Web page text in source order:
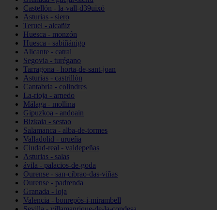
Castellón - la-vall-d39uixó
Asturias - siero
Teruel - alcañiz
Huesca - monzón
Huesca - sabiñánigo
Alicante - catral
Segovia - turégano
Tarragona - horta-de-sant-joan
Asturias - castrillón
Cantabria - colindres
La-rioja - arnedo
Málaga - mollina
Gipuzkoa - andoain
Bizkaia - sestao
Salamanca - alba-de-tormes
Valladolid - urueña
Ciudad-real - valdepeñas
Asturias - salas
ávila - palacios-de-goda
Ourense - san-cibrao-das-viñas
Ourense - padrenda
Granada - loja
Valencia - bonrepòs-i-mirambell